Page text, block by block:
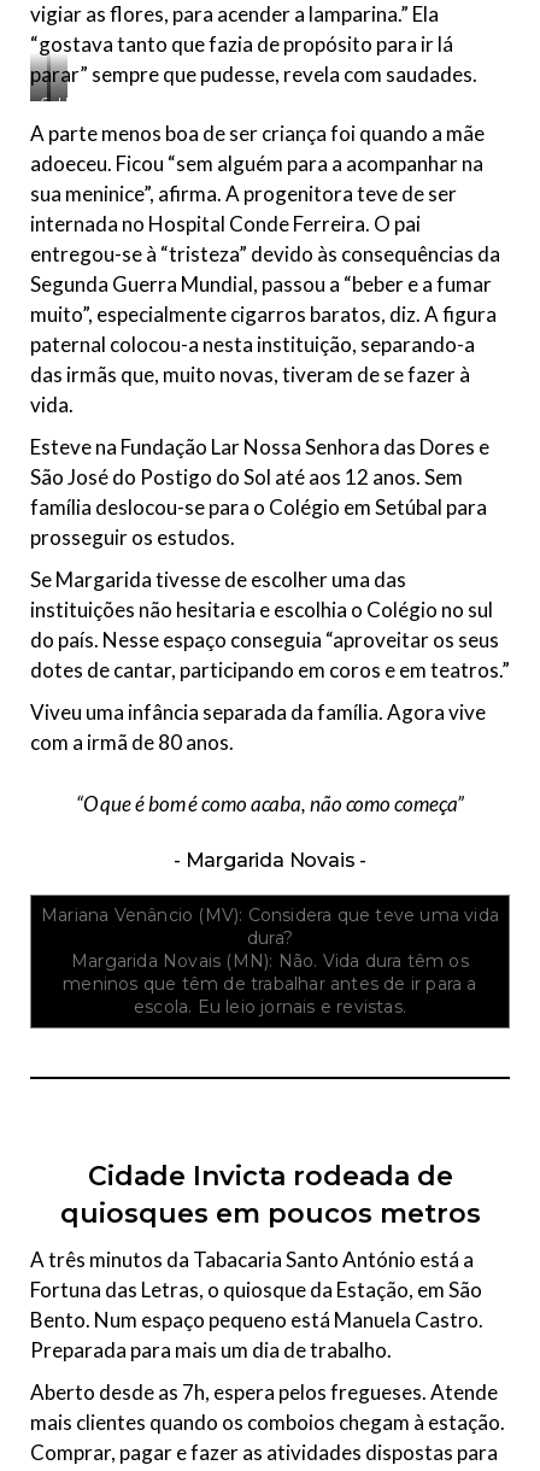
vigiar as flores, para acender a lamparina.” Ela
“gostava tanto que fazia de propósito para ir lá
parar” sempre que pudesse, revela com saudades.
C
l
é
i
o
P
o
s
t
i
o
d
S
l
|
F
o
o
r
a
f
i
a
c
d
i
n
t
t
U
i
v
r
s
i
d
d
e
u
s
f
n
d
o
o
t
o
|
F
o
t
g
r
r
i
V
n
A parte menos boa de ser criança foi quando a mãe
adoeceu. Ficou “sem alguém para a acompanhar na
sua meninice”, afirma. A progenitora teve de ser
internada no Hospital Conde Ferreira. O pai
entregou-se à “tristeza” devido às consequências da
Segunda Guerra Mundial, passou a “beber e a fumar
muito”, especialmente cigarros baratos, diz. A figura
paternal colocou-a nesta instituição, separando-a
das irmãs que, muito novas, tiveram de se fazer à
vida.
Esteve na Fundação Lar Nossa Senhora das Dores e
São José do Postigo do Sol até aos 12 anos. Sem
família deslocou-se para o Colégio em Setúbal para
prosseguir os estudos.
Se Margarida tivesse de escolher uma das
instituições não hesitaria e escolhia o Colégio no sul
do país. Nesse espaço conseguia “aproveitar os seus
dotes de cantar, participando em coros e em teatros.”
Viveu uma infância separada da família. Agora vive
com a irmã de 80 anos.
“O que é bom é como acaba, não como começa”
Margarida Novais
Mariana Venâncio (MV): Considera que teve uma vida
dura?
Margarida Novais (MN): Não. Vida dura têm os
meninos que têm de trabalhar antes de ir para a
escola. Eu leio jornais e revistas.
Cidade Invicta rodeada de
quiosques em poucos metros
A três minutos da Tabacaria Santo António está a
Fortuna das Letras, o quiosque da Estação, em São
Bento. Num espaço pequeno está Manuela Castro.
Preparada para mais um dia de trabalho.
Aberto desde as 7h, espera pelos fregueses. Atende
mais clientes quando os comboios chegam à estação.
Comprar, pagar e fazer as atividades dispostas para